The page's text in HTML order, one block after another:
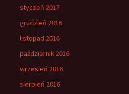
styczeń 2017
grudzień 2016
listopad 2016
październik 2016
wrzesień 2016
sierpień 2016